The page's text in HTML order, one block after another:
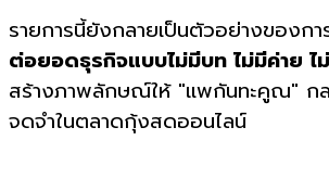
รายการนี้ยังกลายเป็นตัวอย่างของกา
ต่อยอดธุรกิจแบบไม่มีบท ไม่มีค่าย
สร้างภาพลักษณ์ให้ "แพกันทะคูณ" ก
จดจำในตลาดกุ้งสดออนไลน์